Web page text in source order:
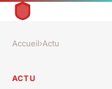
Accueil›Actu
ACTU